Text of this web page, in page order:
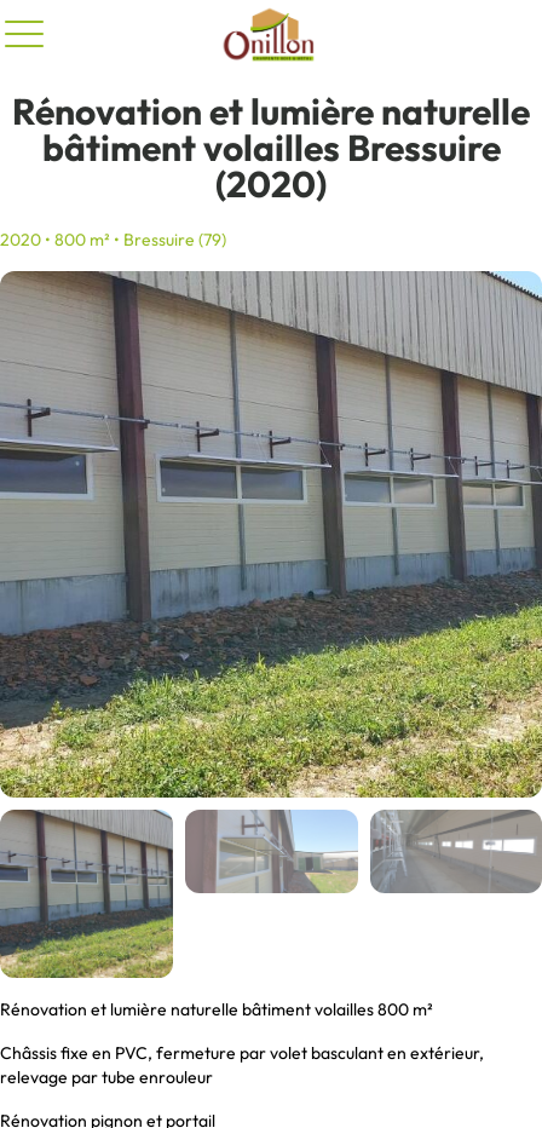
Rénovation et lumière naturelle
bâtiment volailles Bressuire
(2020)
2020 • 800 m² • Bressuire (79)
Rénovation et lumière naturelle bâtiment volailles 800 m²
Châssis fixe en PVC, fermeture par volet basculant en extérieur,
relevage par tube enrouleur
Rénovation pignon et portail